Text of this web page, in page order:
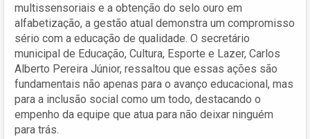
multissensoriais e a obtenção do selo ouro em
alfabetização, a gestão atual demonstra um compromisso
sério com a educação de qualidade. O secretário
municipal de Educação, Cultura, Esporte e Lazer, Carlos
Alberto Pereira Júnior, ressaltou que essas ações são
fundamentais não apenas para o avanço educacional, mas
para a inclusão social como um todo, destacando o
empenho da equipe que atua para não deixar ninguém
para trás.